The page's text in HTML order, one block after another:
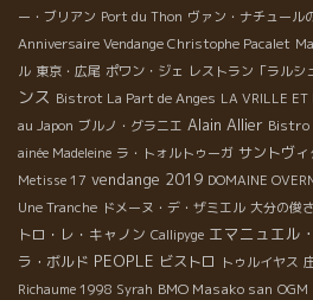
ー・ブリアン Port du Thon ヴァン・ナチュール
Anniversaire Vendange Christophe Pacalet
ル 東京・広尾 ポワン・ジェ レストラン「ラルシ
ンス Bistrot La Part de Anges LA VRILLE ET
au Japon ブルノ・グラニエ Alain Allier Bistro
ainée Madeleine ラ・トォルトゥーガ サントヴィ
Metisse 17 vendange 2019 DOMAINE
Une Tranche ドメーヌ・デ・ザミエル 大分の俊
トロ・レ・キャノン Callipyge エマニュエル
ラ・ボルド PEOPLE ビストロ トゥルイヤス
Richaume 1998 Syrah BMO Masako san OGM